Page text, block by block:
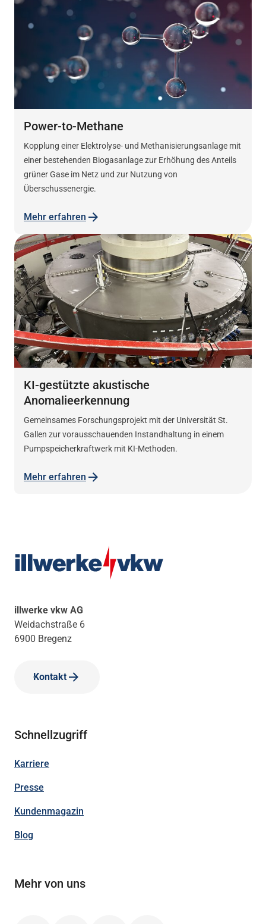
Power-to-Methane
Kopplung einer Elektrolyse- und Methanisierungsanlage mit
einer bestehenden Biogasanlage zur Erhöhung des Anteils
grüner Gase im Netz und zur Nutzung von
Überschussenergie.
Mehr erfahren
KI-gestützte akustische
Anomalieerkennung
Gemeinsames Forschungsprojekt mit der Universität St.
Gallen zur vorausschauenden Instandhaltung in einem
Pumpspeicherkraftwerk mit KI-Methoden.
Mehr erfahren
illwerke vkw AG
Weidachstraße 6
6900 Bregenz
Kontakt
Schnellzugriff
Karriere
Presse
Kundenmagazin
Blog
Mehr von uns